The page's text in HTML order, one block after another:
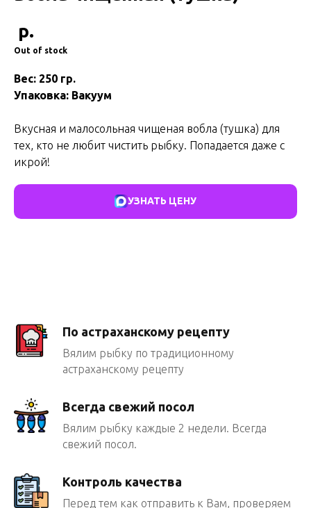
р.
Out of stock
Вес: 250 гр.
Упаковка: Вакуум
Вкусная и малосольная чищеная вобла (тушка) для
тех, кто не любит чистить рыбку. Попадается даже с
икрой!
УЗНАТЬ ЦЕНУ
По астраханскому рецепту
Вялим рыбку по традиционному
астраханскому рецепту
Всегда свежий посол
Вялим рыбку каждые 2 недели. Всегда
свежий посол.
Контроль качества
Перед тем как отправить к Вам, проверяем